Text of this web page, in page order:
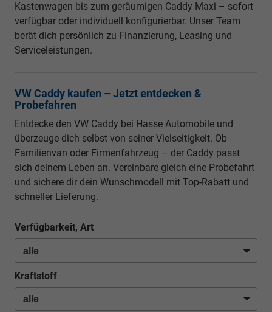
Kastenwagen bis zum geräumigen Caddy Maxi – sofort
verfügbar oder individuell konfigurierbar. Unser Team
berät dich persönlich zu Finanzierung, Leasing und
Serviceleistungen.
VW Caddy kaufen – Jetzt entdecken &
Probefahren
Entdecke den VW Caddy bei Hasse Automobile und
überzeuge dich selbst von seiner Vielseitigkeit. Ob
Familienvan oder Firmenfahrzeug – der Caddy passt
sich deinem Leben an. Vereinbare gleich eine Probefahrt
und sichere dir dein Wunschmodell mit Top-Rabatt und
schneller Lieferung.
Verfügbarkeit, Art
Kraftstoff